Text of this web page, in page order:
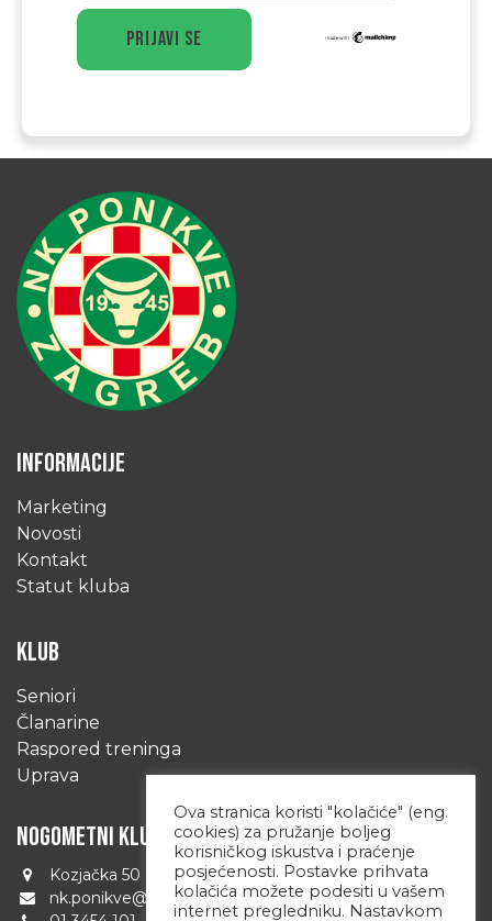
INFORMACIJE
Marketing
Novosti
Kontakt
Statut kluba
KLUB
Seniori
Članarine
Raspored treninga
Uprava
NOGOMETNI KLUB PONIKVE
Kozjačka 50 Zagreb 10090 Hrvatska
nk.ponikve@zg.t-com.hr
Ova stranica koristi "kolačiće" (eng.
cookies) za pružanje boljeg
korisničkog iskustva i praćenje
posjećenosti. Postavke prihvata
kolačića možete podesiti u vašem
internet pregledniku. Nastavkom